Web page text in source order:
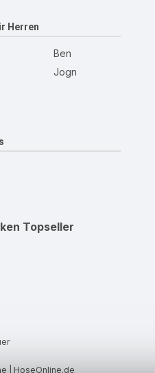
Herren
Ben
Jogn
Topseller
| HoseOnline.de